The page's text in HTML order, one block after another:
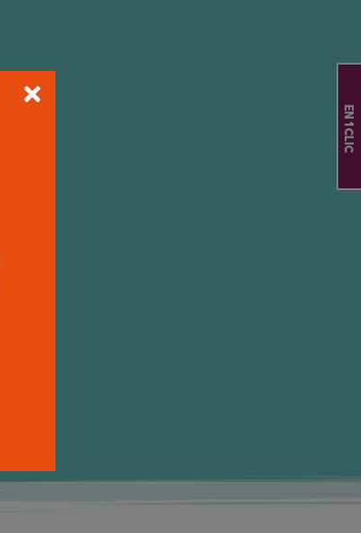
En 1 clic